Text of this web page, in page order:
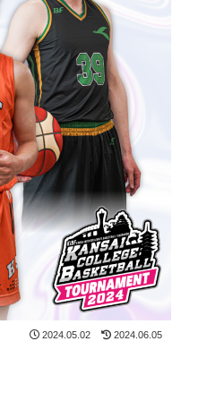
2024.05.02 2024.06.05